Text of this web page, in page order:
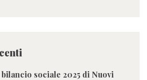
sociale 2025 di Nuovi